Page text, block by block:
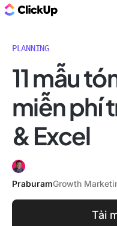
PLANNING
11 mẫu
miễn phí
& Excel
PraburamGrowth
Tải